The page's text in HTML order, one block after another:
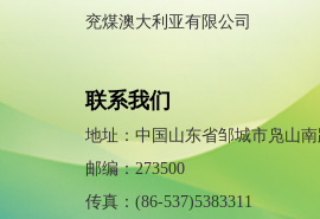
兖煤澳大利亚有限公司
联系我们
地址：中国山东省邹城市凫山南
邮编：273500
传真：(86-537)5383311